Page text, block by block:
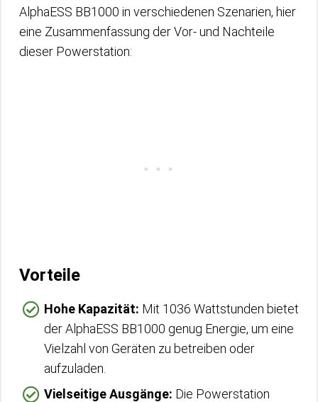
AlphaESS BB1000 in verschiedenen Szenarien, hier
eine Zusammenfassung der Vor- und Nachteile
dieser Powerstation:
Vorteile
Hohe Kapazität: Mit 1036 Wattstunden bietet
der AlphaESS BB1000 genug Energie, um eine
Vielzahl von Geräten zu betreiben oder
aufzuladen.
Vielseitige Ausgänge: Die Powerstation